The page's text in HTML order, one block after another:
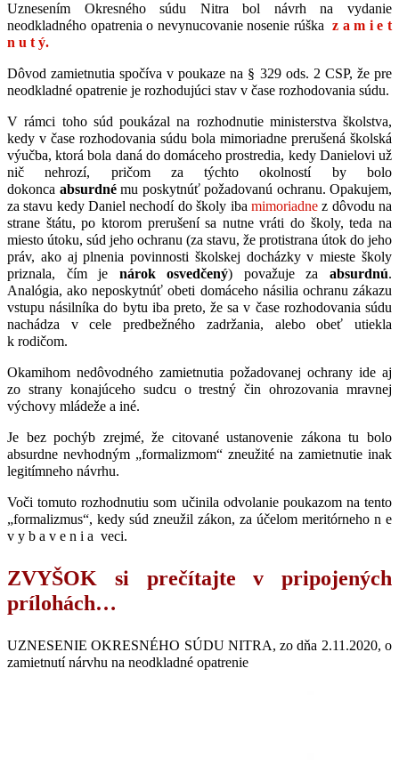
Uznesením Okresného súdu Nitra bol návrh na vydanie
neodkladného opatrenia o nevynucovanie nosenie rúškaz a m i e t
n u t ý.
Dôvod zamietnutia spočíva v poukaze na § 329 ods. 2 CSP, že pre
neodkladné opatrenie je rozhodujúci stav v čase rozhodovania súdu.
V rámci toho súd poukázal na rozhodnutie ministerstva školstva,
kedy v čase rozhodovania súdu bola mimoriadne prerušená školská
výučba, ktorá bola daná do domáceho prostredia, kedy Danielovi už
nič nehrozí, pričom za týchto okolností by bolo
dokonca absurdné mu poskytnúť požadovanú ochranu. Opakujem,
za stavu kedy Daniel nechodí do školy iba mimoriadnez dôvodu na
strane štátu, po ktorom prerušení sa nutne vráti do školy, teda na
miesto útoku, súd jeho ochranu (za stavu, že protistrana útok do jeho
práv, ako aj plnenia povinnosti školskej docházky v mieste školy
priznala, čím je nárok osvedčený) považuje zaabsurdnú.
Analógia, ako neposkytnúť obeti domáceho násilia ochranu zákazu
vstupu násilníka do bytu iba preto, že sa v čase rozhodovania súdu
nachádza v cele predbežného zadržania, alebo obeť utiekla
k rodičom.
Okamihom nedôvodného zamietnutia požadovanej ochrany ide aj
zo strany konajúceho sudcu o trestný čin ohrozovania mravnej
výchovy mládeže a iné.
Je bez pochýb zrejmé, že citované ustanovenie zákona tu bolo
absurdne nevhodným „formalizmom“ zneužité na zamietnutie inak
legitímneho návrhu.
Voči tomuto rozhodnutiu som učinila odvolanie poukazom na tento
„formalizmus“, kedy súd zneužil zákon, za účelom meritórneho n e
v y b a v e n i a veci.
ZVYŠOK si prečítajte v pripojených
prílohách…
UZNESENIE OKRESNÉHO SÚDU NITRA, zo dňa 2.11.2020, o
zamietnutí nárvhu na neodkladné opatrenie